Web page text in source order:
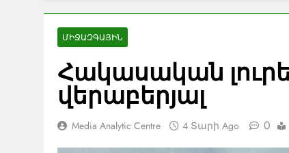
ՄԻՋԱԶԳԱՅԻՆ
Հակասական
վերաբերյալ
Media Analytic Centre 4 Տարի Ago 0